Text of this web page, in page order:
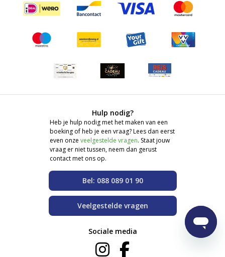
Hulp nodig?
Heb je hulp nodig met het maken van een
boeking of heb je een vraag? Lees dan eerst
even onze veelgestelde vragen. Staat jouw
vraag er niet tussen, neem dan gerust
contact met ons op.
Bel: 088 089 01 90
Veelgestelde vragen
Sociale media